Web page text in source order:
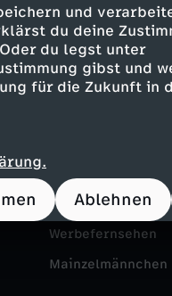
und
du deine
du legst unter
gibst und
für die Zukunft in
Ablehnen
Das ZDF
ZDF goes Schule
Werbefernsehen
Mainzelmännchen